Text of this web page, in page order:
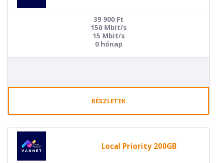
39 900 Ft
150 Mbit/s
15 Mbit/s
0 hónap
RÉSZLETEK
Local Priority 200GB